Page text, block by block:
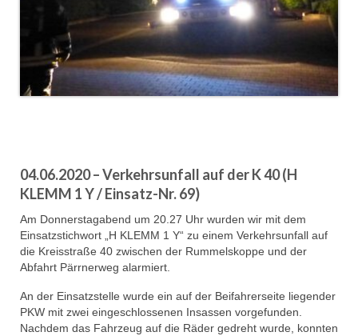
04.06.2020 – Verkehrsunfall auf der K 40 (H
KLEMM 1 Y / Einsatz-Nr. 69)
Am Donnerstagabend um 20.27 Uhr wurden wir mit dem
Einsatzstichwort „H KLEMM 1 Y“ zu einem Verkehrsunfall auf
die Kreisstraße 40 zwischen der Rummelskoppe und der
Abfahrt Pärrnerweg alarmiert.
An der Einsatzstelle wurde ein auf der Beifahrerseite liegender
PKW mit zwei eingeschlossenen Insassen vorgefunden.
Nachdem das Fahrzeug auf die Räder gedreht wurde, konnten